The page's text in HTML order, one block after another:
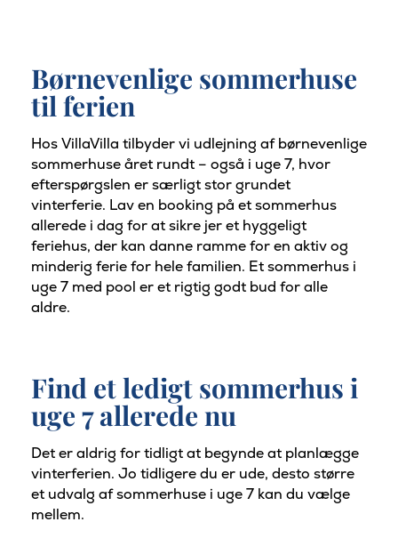
Børnevenlige sommerhuse
til ferien
Hos VillaVilla tilbyder vi udlejning af børnevenlige
sommerhuse året rundt – også i uge 7, hvor
efterspørgslen er særligt stor grundet
vinterferie. Lav en booking på et sommerhus
allerede i dag for at sikre jer et hyggeligt
feriehus, der kan danne ramme for en aktiv og
minderig ferie for hele familien. Et sommerhus i
uge 7 med pool er et rigtig godt bud for alle
aldre.
Find et ledigt sommerhus i
uge 7 allerede nu
Det er aldrig for tidligt at begynde at planlægge
vinterferien. Jo tidligere du er ude, desto større
et udvalg af sommerhuse i uge 7 kan du vælge
mellem.